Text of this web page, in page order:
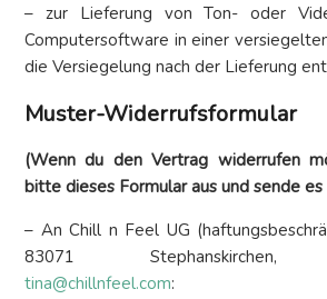
– zur Lieferung von Ton- oder
Computersoftware in einer
die Versiegelung nach der Lieferung
Muster-Widerrufsformular
(Wenn du den Vertrag widerrufen
bitte dieses Formular aus und sende es
– An Chill n Feel UG
83071 Stephanskirchen,
tina@chillnfeel.com: